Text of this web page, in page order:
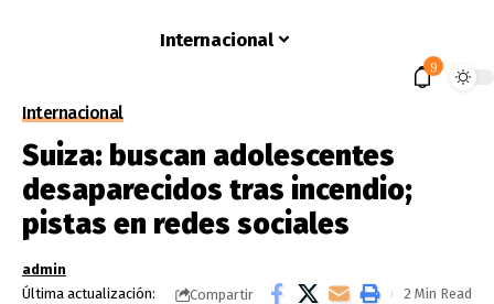
Internacional
9
Internacional
Suiza: buscan adolescentes
desaparecidos tras incendio;
pistas en redes sociales
Última actualización:
admin
Compartir
2 Min Read